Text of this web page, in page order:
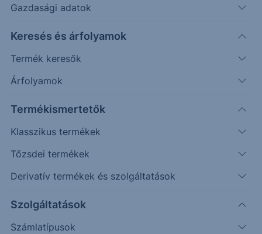
Gazdasági adatok
Keresés és árfolyamok
Termék keresők
Árfolyamok
Termékismertetők
Klasszikus termékek
Tőzsdei termékek
Derivatív termékek és szolgáltatások
Szolgáltatások
Számlatípusok
amely elérte a várt célárat.
Timeframe
Napos